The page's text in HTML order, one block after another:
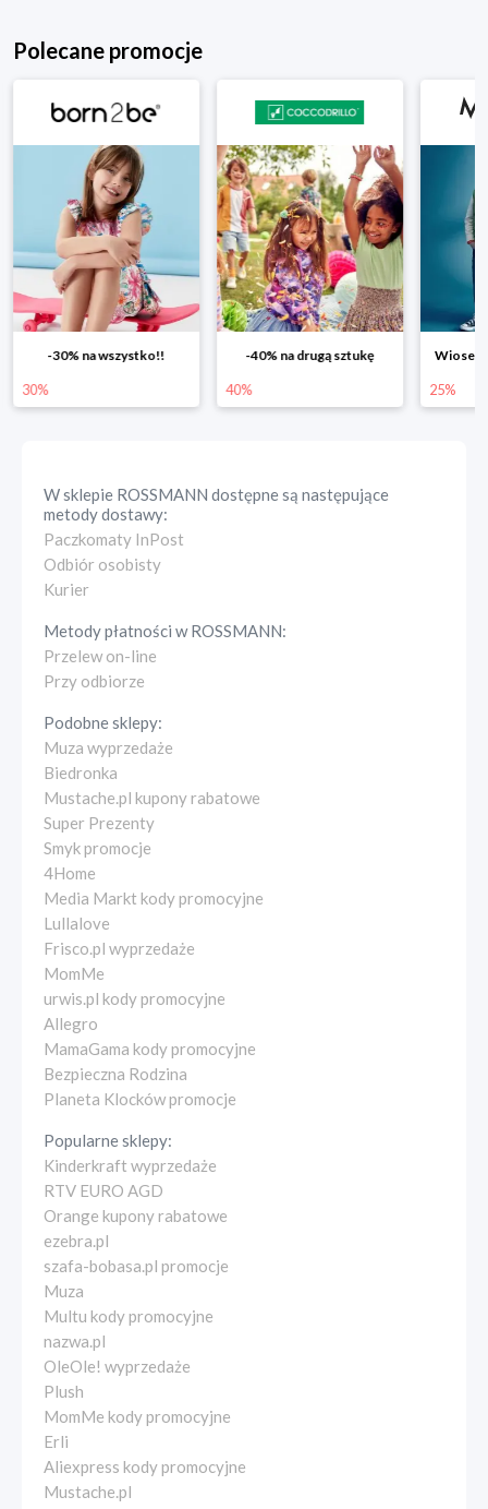
Polecane promocje
-30% na wszystko!!
30%
-40% na drugą sztukę
40% 25%
W sklepie ROSSMANN dostępne są następujące
metody dostawy:
Paczkomaty InPost
Odbiór osobisty
Kurier
Metody płatności wROSSMANN:
Przelew on-line
Przy odbiorze
Podobne sklepy:
Muza wyprzedaże
Biedronka
Mustache.pl kupony rabatowe
Super Prezenty
Smyk promocje
4Home
Media Markt kody promocyjne
Lullalove
Frisco.pl wyprzedaże
MomMe
urwis.pl kody promocyjne
Allegro
MamaGama kody promocyjne
Bezpieczna Rodzina
Planeta Klocków promocje
Popularne sklepy:
Kinderkraft wyprzedaże
RTV EURO AGD
Orange kupony rabatowe
ezebra.pl
szafa-bobasa.pl promocje
Muza
Multu kody promocyjne
nazwa.pl
OleOle! wyprzedaże
Plush
MomMe kody promocyjne
Erli
Aliexpress kody promocyjne
Mustache.pl